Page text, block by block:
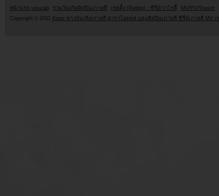
หน้าแรก youzab รวมวันเกิดศิลปินเกาหลี เรตติ้ง (Rating) : ซีรี่ย์/วาไรตี้
MV/PV/Teaser
Copyright © 2011 Kpop ข่าวบันเทิงเกาหลี ดาราไอดอล และศิลปินเกาหลี ซีรี่ย์เกาหลี MV